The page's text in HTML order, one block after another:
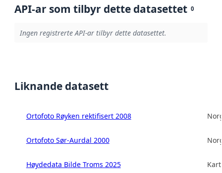
API-ar som tilbyr dette datasettet 0
Ingen registrerte API-ar tilbyr dette datasettet.
Liknande datasett
Ortofoto Røyken rektifisert 2008
Ortofoto Sør-Aurdal 2000
Høydedata Bilde Troms 2025